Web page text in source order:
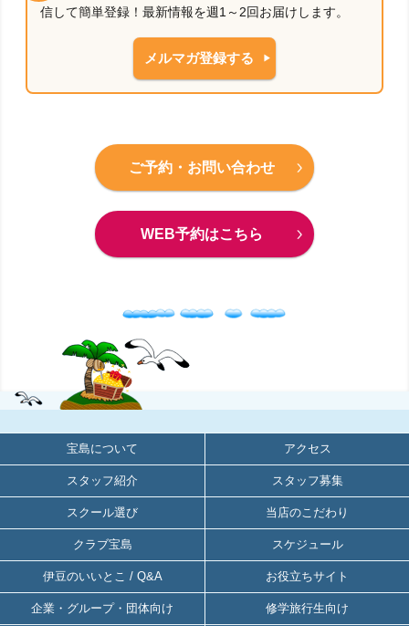
信して簡単登録！最新情報を週1～2回お届けします。
メルマガ登録する
ご予約・お問い合わせ
WEB予約はこちら
宝島について アクセス
スタッフ紹介 スタッフ募集
スクール選び 当店のこだわり
クラブ宝島 スケジュール
伊豆のいいとこ / Q&A お役立ちサイト
企業・グループ・団体向け 修学旅行生向け